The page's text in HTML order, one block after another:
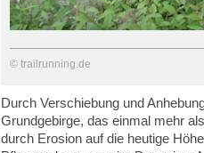
© trailrunning.de
Durch Verschiebung und
Grundgebirge, das einmal mehr
durch Erosion auf die heutige